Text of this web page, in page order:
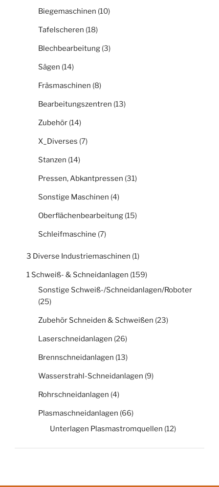
Biegemaschinen (10)
Tafelscheren (18)
Blechbearbeitung (3)
Sägen (14)
Fräsmaschinen (8)
Bearbeitungszentren (13)
Zubehör (14)
X_Diverses (7)
Stanzen (14)
Pressen, Abkantpressen (31)
Sonstige Maschinen (4)
Oberflächenbearbeitung (15)
Schleifmaschine (7)
3 Diverse Industriemaschinen (1)
1 Schweiß- & Schneidanlagen (159)
Sonstige Schweiß-/Schneidanlagen/Roboter
(25)
Zubehör Schneiden & Schweißen (23)
Laserschneidanlagen (26)
Brennschneidanlagen (13)
Wasserstrahl-Schneidanlagen (9)
Rohrschneidanlagen (4)
Plasmaschneidanlagen (66)
Unterlagen Plasmastromquellen (12)